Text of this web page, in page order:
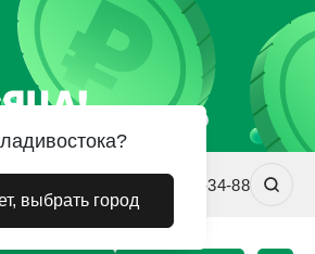
steel.ru +7 (4232) 02-34-88
выбрать город